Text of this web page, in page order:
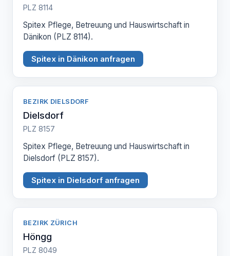
PLZ 8114
Spitex Pflege, Betreuung und Hauswirtschaft in
Dänikon (PLZ 8114).
Spitex in Dänikon anfragen
BEZIRK DIELSDORF
Dielsdorf
PLZ 8157
Spitex Pflege, Betreuung und Hauswirtschaft in
Dielsdorf (PLZ 8157).
Spitex in Dielsdorf anfragen
BEZIRK ZÜRICH
Höngg
PLZ 8049